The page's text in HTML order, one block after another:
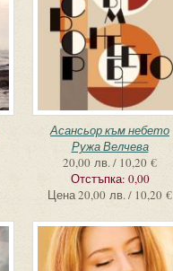
Асансьор към небето
Ружа Велчева
20,00 лв. / 10,20 €
Отстъпка: 0,00
Цена20,00 лв. / 10,20 €